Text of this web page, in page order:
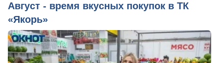
Август - время вкусных покупок в ТК
«Якорь»